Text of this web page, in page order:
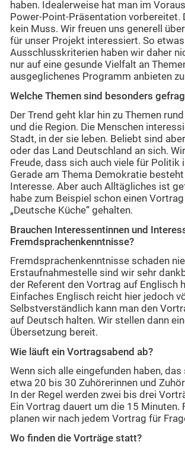
haben. Idealerweise hat man im
Power-Point-Präsentation vorbereitet.
kein Muss. Wir freuen uns generell
für unser Projekt interessiert. So
Ausschlusskriterien haben wir daher
nur auf eine gesunde Vielfalt an
ausgeglichenes Programm anbieten
Welche Themen sind besonders
Der Trend geht klar hin zu Themen
und die Region. Die Menschen
Stadt, in der sie leben. Beliebt sind
oder das Land Deutschland an sich.
Freude, dass sich auch viele für Politik
Gerade am Thema Demokratie
Interesse. Aber auch Alltägliches ist
habe zum Beispiel schon einen
„Deutsche Küche“ gehalten.
Brauchen Interessentinnen und
Fremdsprachenkenntnisse?
Fremdsprachenkenntnisse schaden
Erstaufnahmestelle sind wir sehr
der Referent den Vortrag auf Englisch
Einfaches Englisch reicht hier jedoch
Selbstverständlich kann man den
auf Deutsch halten. Wir stellen dann
Übersetzung bereit.
Wie läuft ein Vortragsabend ab?
Wenn sich alle eingefunden haben,
etwa 20 bis 30 Zuhörerinnen und
In der Regel werden zwei bis drei
Ein Vortrag dauert um die 15 Minuten.
planen wir nach jedem Vortrag für
Wo finden die Vorträge statt?